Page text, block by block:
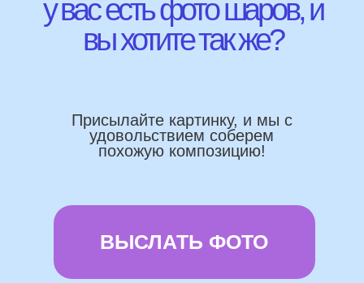
Используем импортные шары
(Не Китай)
Предоставляем гарантию полета
Наши цены на 10% ниже рынка